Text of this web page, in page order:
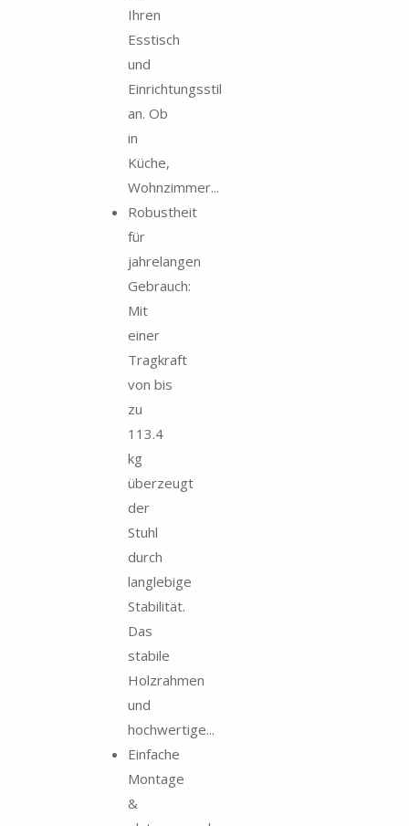
Ihren
Esstisch
und
Einrichtungsstil
an. Ob
in
Küche,
Wohnzimmer...
Robustheit
für
jahrelangen
Gebrauch:
Mit
einer
Tragkraft
von bis
zu
113.4
kg
überzeugt
der
Stuhl
durch
langlebige
Stabilität.
Das
stabile
Holzrahmen
und
hochwertige...
Einfache
Montage
&